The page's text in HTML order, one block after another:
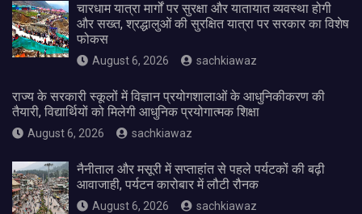
चारधाम यात्रा मार्गों पर सुरक्षा और यातायात व्यवस्था होगी
और सख्त, श्रद्धालुओं की सुरक्षित यात्रा पर सरकार का विशेष
फोकस
August 6, 2026 sachkiawaz
राज्य के सरकारी स्कूलों में विज्ञान प्रयोगशालाओं के आधुनिकीकरण की
तैयारी, विद्यार्थियों को मिलेगी आधुनिक प्रयोगात्मक शिक्षा
August 6, 2026 sachkiawaz
नैनीताल और मसूरी में सप्ताहांत से पहले पर्यटकों की बढ़ी
आवाजाही, पर्यटन कारोबार में लौटी रौनक
August 6, 2026 sachkiawaz